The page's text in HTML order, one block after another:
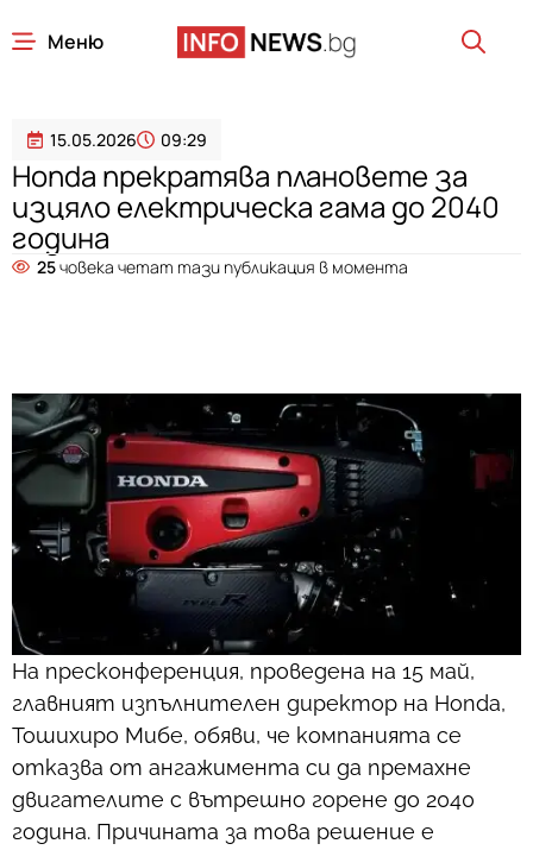
Меню
15.05.2026 09:29
Honda прекратява плановете за
изцяло електрическа гама до 2040
година
25човека четат тази публикация в момента
На пресконференция, проведена на 15 май,
главният изпълнителен директор на Honda,
Тошихиро Мибе, обяви, че компанията се
отказва от ангажимента си да премахне
двигателите с вътрешно горене до 2040
година. Причината за това решение е